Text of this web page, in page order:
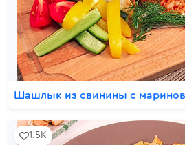
Шашлык из свинины с
1.5K